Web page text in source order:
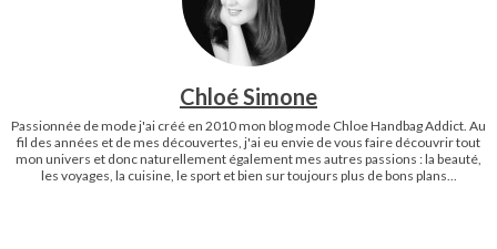
Chloé Simone
Passionnée de mode j'ai créé en 2010 mon blog mode Chloe Handbag Addict. Au
fil des années et de mes découvertes, j'ai eu envie de vous faire découvrir tout
mon univers et donc naturellement également mes autres passions : la beauté,
les voyages, la cuisine, le sport et bien sur toujours plus de bons plans...